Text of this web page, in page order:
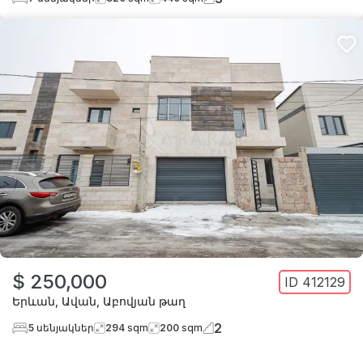
$ 250,000 ID 412129
Երևան Ավան Աբովյան թաղ
5 սենյակներ 294 sqm 200 sqm 2